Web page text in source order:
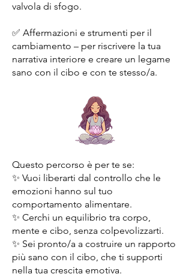
valvola di sfogo.
✅ Affermazioni e strumenti per il
cambiamento – per riscrivere la tua
narrativa interiore e creare un legame
sano con il cibo e con te stesso/a.
Questo percorso è per te se:
✨ Vuoi liberarti dal controllo che le
emozioni hanno sul tuo
comportamento alimentare.
✨ Cerchi un equilibrio tra corpo,
mente e cibo, senza colpevolizzarti.
✨ Sei pronto/a a costruire un rapporto
più sano con il cibo, che ti supporti
nella tua crescita emotiva.